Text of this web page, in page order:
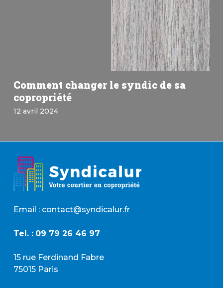
Comment changer le syndic de sa
copropriété
12 avril 2024
Email : contact@syndicalur.fr
Tel. : 09 79 26 46 97
15 rue Ferdinand Fabre
75015 Paris